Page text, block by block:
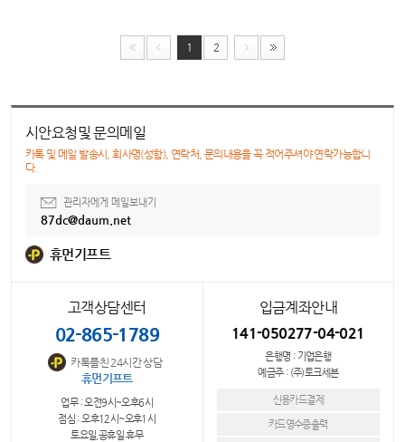
1 2
시안요청및 문의메일
카톡 및 메일 발송시, 회사명(성함), 연락처, 문의내용을 꼭 적어주셔야 연락가능합니
다.
관리자에게 메일보내기
87dc@daum.net
휴먼기프트
고객상담센터
02-865-1789
카톡플친 24시간 상담
휴먼기프트
업무 : 오전9시~오후6시
점심 : 오후12시~오후1시
토요일,공휴일 휴무
입금계좌안내
141-050277-04-021
은행명 : 기업은행
예금주 : (주)토크세븐
신용카드결제
카드영수증출력